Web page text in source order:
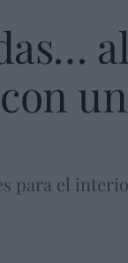
al
un
para el